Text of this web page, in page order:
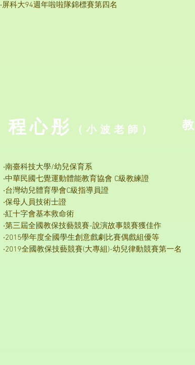
‧屏科大94週年啦啦隊錦標賽第四名
‧南臺科技大學/幼兒保育系
‧中華民國七覺運動體能教育協會 C級教練證
‧台灣幼兒體育學會C級指導員證
‧保母人員技術士證
‧紅十字會基本救命術
‧第三屆全國教保技藝競賽-說演故事競賽獲佳作
‧2015學年度全國學生創意戲劇比賽偶戲組優等
‧2019全國教保技藝競賽(大專組)-幼兒律動競賽第一名
​程心彤 （小波 老 師）